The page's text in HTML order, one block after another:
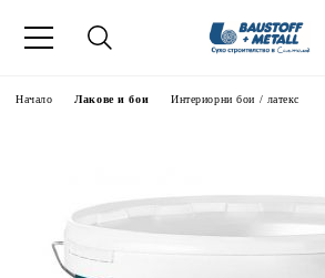
Начало Лакове и бои Интериорни бои / латекс